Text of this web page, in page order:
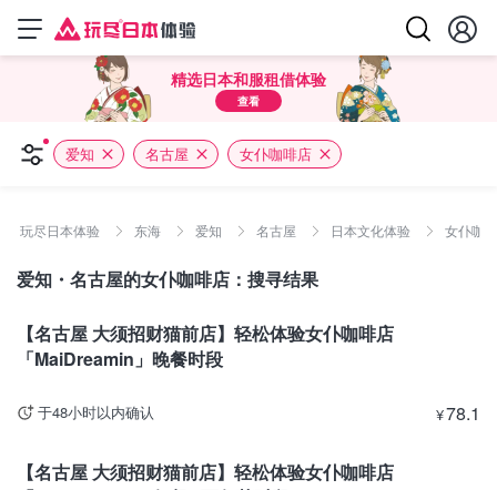
精选日本和服租借体验
查看
爱知 名古屋 女仆咖啡店
玩尽日本体验 东海 爱知 名古屋 日本文化体验 女仆咖
爱知・名古屋的女仆咖啡店：搜寻结果
爱知
【名古屋 大须招财猫前店】轻松体验女仆咖啡店
「MaiDreamin」晚餐时段
于48小时以内确认 ¥78.1
【名古屋 大须招财猫前店】轻松体验女仆咖啡店